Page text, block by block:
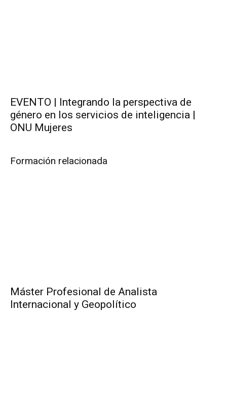
EVENTO | Integrando la perspectiva de
género en los servicios de inteligencia |
ONU Mujeres
Formación relacionada
Máster Profesional de Analista
Internacional y Geopolítico